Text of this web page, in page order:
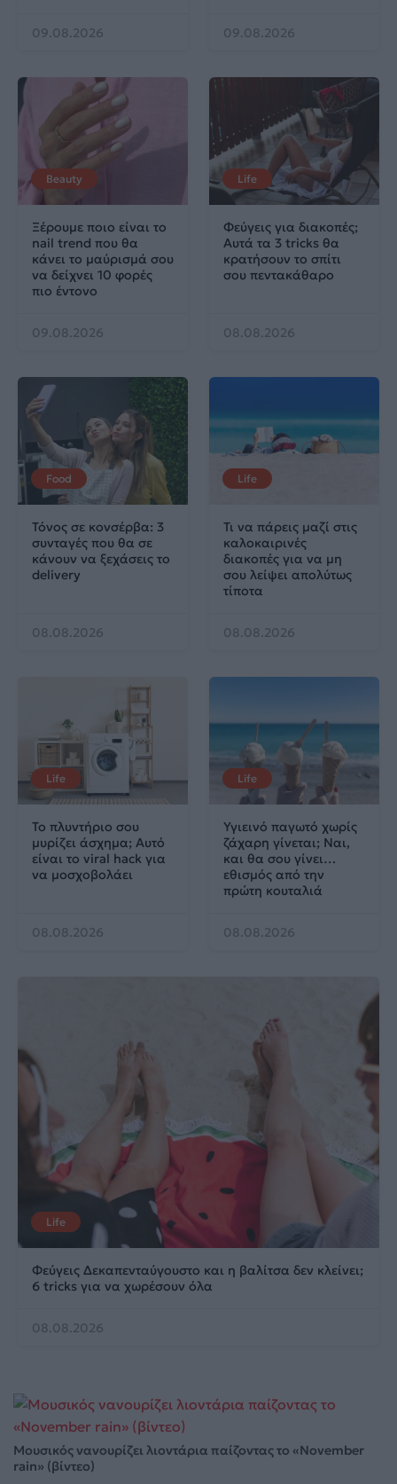
09.08.2026 09.08.2026
Beauty
Ξέρουμε ποιο είναι το
nail trend που θα
κάνει το μαύρισμά σου
να δείχνει 10 φορές
πιο έντονο
09.08.2026
Life
Φεύγεις για διακοπές;
Αυτά τα 3 tricks θα
κρατήσουν το σπίτι
σου πεντακάθαρο
08.08.2026
Food
Τόνος σε κονσέρβα: 3
συνταγές που θα σε
κάνουν να ξεχάσεις το
delivery
08.08.2026
Life
Τι να πάρεις μαζί στις
καλοκαιρινές
διακοπές για να μη
σου λείψει απολύτως
τίποτα
08.08.2026
Life
Το πλυντήριο σου
μυρίζει άσχημα; Αυτό
είναι το viral hack για
να μοσχοβολάει
08.08.2026
Life
Υγιεινό παγωτό χωρίς
ζάχαρη γίνεται; Ναι,
και θα σου γίνει…
εθισμός από την
πρώτη κουταλιά
08.08.2026
Life
Φεύγεις Δεκαπενταύγουστο και η βαλίτσα δεν κλείνει;
6 tricks για να χωρέσουν όλα
08.08.2026
Μουσικός νανουρίζει λιοντάρια παίζοντας το «November
rain» (βίντεο)